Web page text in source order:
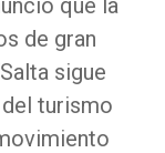
que la
de gran
sigue
turismo